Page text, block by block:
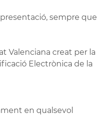
sempre que
Valenciana creat per la
Electrònica de la
en qualsevol